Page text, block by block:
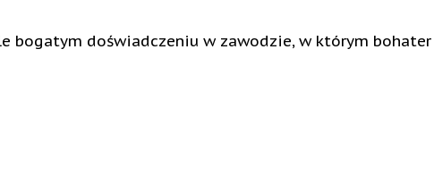
bogatym doświadczeniu w zawodzie, w którym bohater